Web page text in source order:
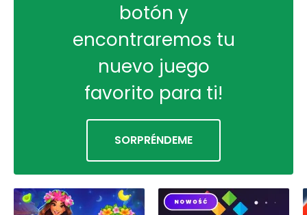
botón y
encontraremos tu
nuevo juego
favorito para ti!
SORPRÉNDEME